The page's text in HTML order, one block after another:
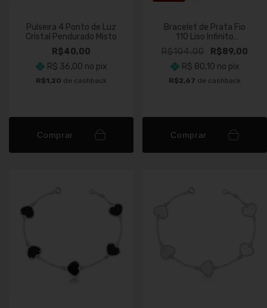
Pulseira 4 Ponto de Luz
Cristal Pendurado Misto
R$40,00
R$ 36,00 no pix
R$1,20 de cashback
Comprar
Bracelet de Prata Fio
110 Liso Infinito
Cravejado
R$104,00
R$89,00
R$ 80,10 no pix
R$2,67 de cashback
Comprar